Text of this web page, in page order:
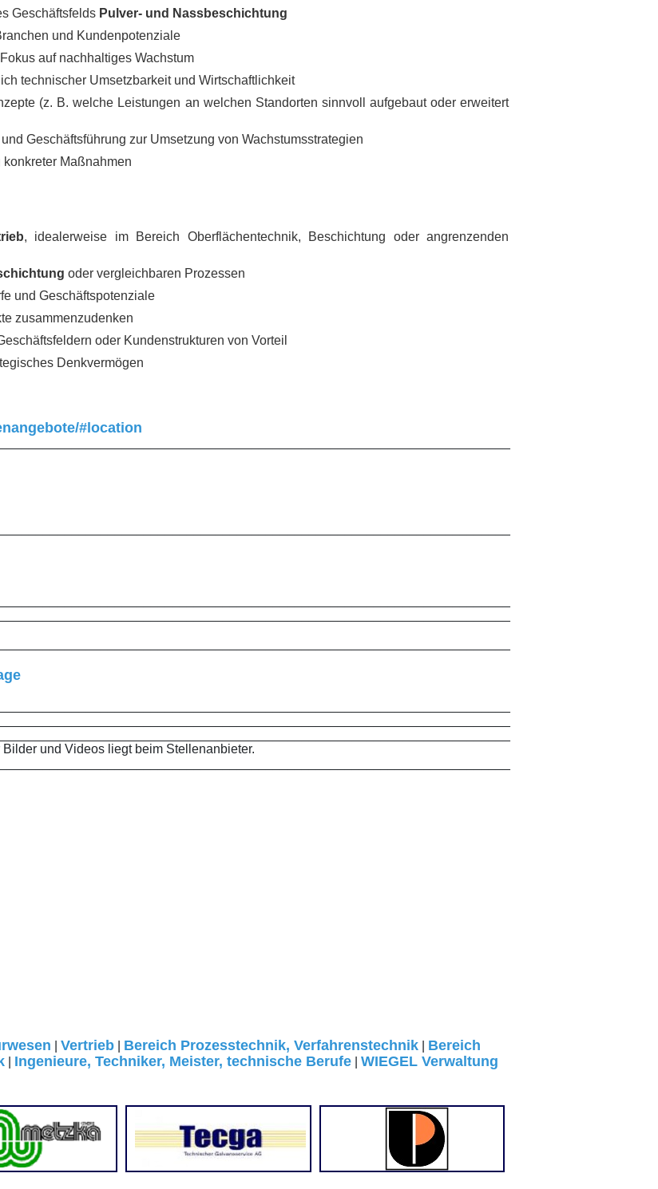
Geschäftsfelds Pulver- und Nassbeschichtung
und Kundenpotenziale
auf nachhaltiges Wachstum
technischer Umsetzbarkeit und Wirtschaftlichkeit
(z. B. welche Leistungen an welchen Standorten sinnvoll aufgebaut oder erweitert
Geschäftsführung zur Umsetzung von Wachstumsstrategien
Maßnahmen
, idealerweise im Bereich Oberflächentechnik, Beschichtung oder angrenzenden
oder vergleichbaren Prozessen
und Geschäftspotenziale
zusammenzudenken
oder Kundenstrukturen von Vorteil
Denkvermögen
#location
und Videos liegt beim Stellenanbieter.
Vertrieb Bereich Prozesstechnik, Verfahrenstechnik
Bereich
Ingenieure, Techniker, Meister, technische Berufe WIEGEL Verwaltung